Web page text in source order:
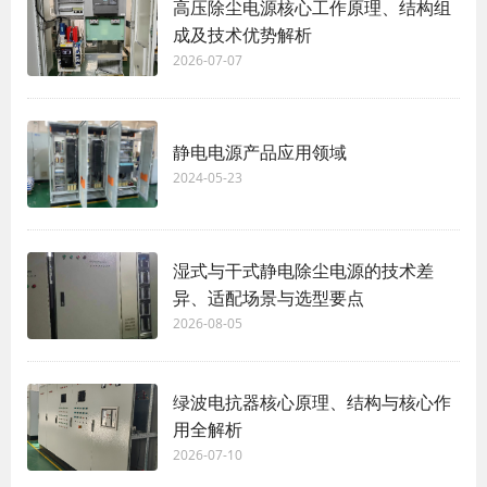
高压除尘电源核心工作原理、结构组
成及技术优势解析
2026-07-07
静电电源产品应用领域
2024-05-23
湿式与干式静电除尘电源的技术差
异、适配场景与选型要点
2026-08-05
绿波电抗器核心原理、结构与核心作
用全解析
2026-07-10